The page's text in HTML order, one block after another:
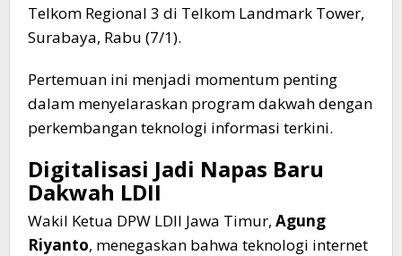
Telkom Regional 3 di Telkom Landmark Tower,
Surabaya, Rabu (7/1).
​Pertemuan ini menjadi momentum penting
dalam menyelaraskan program dakwah dengan
perkembangan teknologi informasi terkini.
​Digitalisasi Jadi Napas Baru
Dakwah LDII
​Wakil Ketua DPW LDII Jawa Timur, Agung
Riyanto, menegaskan bahwa teknologi internet